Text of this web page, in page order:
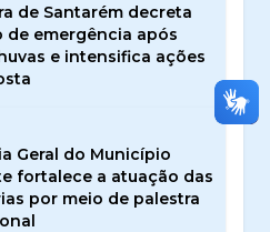
de Santarém decreta
de emergência após
e intensifica ações
Geral do Município
fortalece a atuação das
por meio de palestra